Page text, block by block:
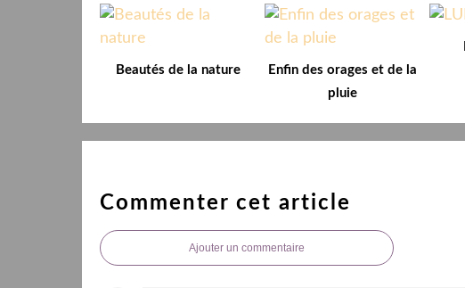
Beautés de la nature
Enfin des orages et de la
pluie
Commenter cet article
Ajouter un commentaire